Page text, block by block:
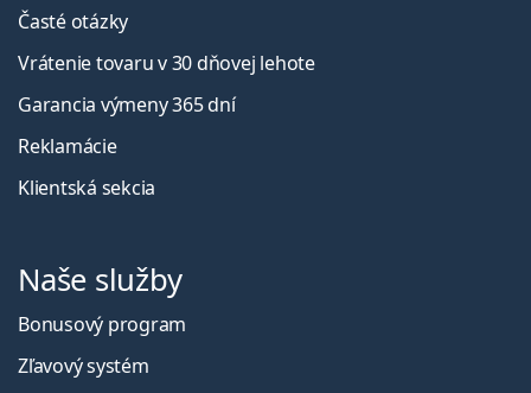
Časté otázky
Vrátenie tovaru v 30 dňovej lehote
Garancia výmeny 365 dní
Reklamácie
Klientská sekcia
Naše služby
Bonusový program
Zľavový systém